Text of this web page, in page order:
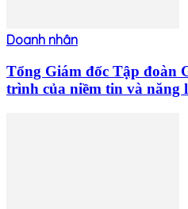
Doanh nhân
Tổng Giám đốc Tập đoàn
trình của niềm tin và năng